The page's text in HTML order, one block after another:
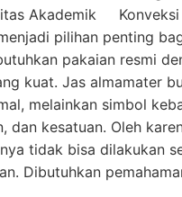
Akademik Konveksi
pilihan penting
pakaian resmi
kuat. Jas almamater
melainkan simbol
dan kesatuan. Oleh
tidak bisa dilakukan
Dibutuhkan